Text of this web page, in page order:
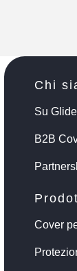
Chi
Su
B2B
Cover